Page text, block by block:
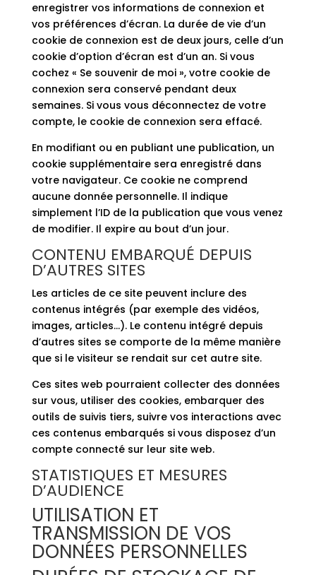
enregistrer vos informations de connexion et
vos préférences d’écran. La durée de vie d’un
cookie de connexion est de deux jours, celle d’un
cookie d’option d’écran est d’un an. Si vous
cochez « Se souvenir de moi », votre cookie de
connexion sera conservé pendant deux
semaines. Si vous vous déconnectez de votre
compte, le cookie de connexion sera effacé.
En modifiant ou en publiant une publication, un
cookie supplémentaire sera enregistré dans
votre navigateur. Ce cookie ne comprend
aucune donnée personnelle. Il indique
simplement l’ID de la publication que vous venez
de modifier. Il expire au bout d’un jour.
CONTENU EMBARQUÉ DEPUIS
D’AUTRES SITES
Les articles de ce site peuvent inclure des
contenus intégrés (par exemple des vidéos,
images, articles…). Le contenu intégré depuis
d’autres sites se comporte de la même manière
que si le visiteur se rendait sur cet autre site.
Ces sites web pourraient collecter des données
sur vous, utiliser des cookies, embarquer des
outils de suivis tiers, suivre vos interactions avec
ces contenus embarqués si vous disposez d’un
compte connecté sur leur site web.
STATISTIQUES ET MESURES
D’AUDIENCE
UTILISATION ET
TRANSMISSION DE VOS
DONNÉES PERSONNELLES